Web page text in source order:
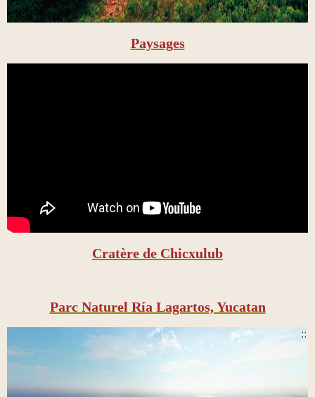
Paysages
Cratère de Chicxulub
Parc Naturel Ría Lagartos, Yucatan